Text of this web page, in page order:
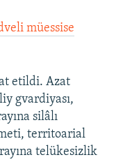
müessise
etildi. Azat
gvardiyası,
silâlı
territoarial
telükesizlik